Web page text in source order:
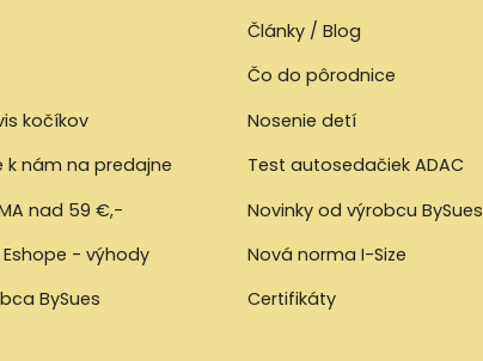
kočíkov
k nám na predajne
nad 59 €,-
- výhody
BySues
Články / Blog
Čo do pôrodnice
Nosenie detí
Test autosedačiek ADAC
Novinky od výrobcu BySues
Nová norma I-Size
Certifikáty